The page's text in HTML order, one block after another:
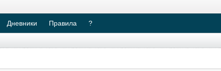
Дневники Правила ?